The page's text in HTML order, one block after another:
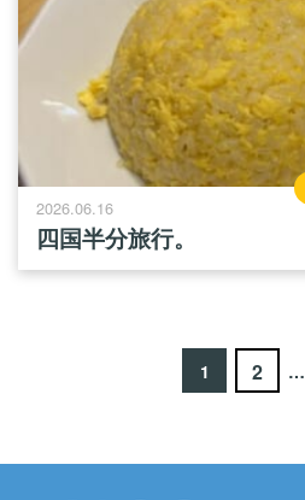
2026.06.16
四国半分旅行。
1 2 …